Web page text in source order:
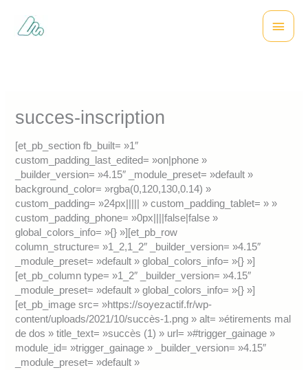
contenu
Menu
succes-inscription
[et_pb_section fb_built= »1″
custom_padding_last_edited= »on|phone »
_builder_version= »4.15″ _module_preset= »default »
background_color= »rgba(0,120,130,0.14) »
custom_padding= »24px||||| » custom_padding_tablet= » »
custom_padding_phone= »0px||||false|false »
global_colors_info= »{} »][et_pb_row
column_structure= »1_2,1_2″ _builder_version= »4.15″
_module_preset= »default » global_colors_info= »{} »]
[et_pb_column type= »1_2″ _builder_version= »4.15″
_module_preset= »default » global_colors_info= »{} »]
[et_pb_image src= »https://soyezactif.fr/wp-
content/uploads/2021/10/succès-1.png » alt= »étirements mal
de dos » title_text= »succès (1) » url= »#trigger_gainage »
module_id= »trigger_gainage » _builder_version= »4.15″
_module_preset= »default »